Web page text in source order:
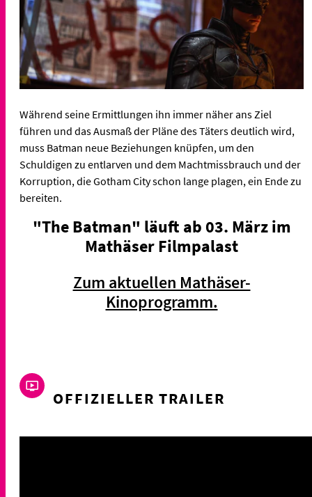
Während seine Ermittlungen ihn immer näher ans Ziel
führen und das Ausmaß der Pläne des Täters deutlich wird,
muss Batman neue Beziehungen knüpfen, um den
Schuldigen zu entlarven und dem Machtmissbrauch und der
Korruption, die Gotham City schon lange plagen, ein Ende zu
bereiten.
"The Batman" läuft ab 03. März im
Mathäser Filmpalast
Zum aktuellen Mathäser-
Kinoprogramm.
OFFIZIELLER TRAILER